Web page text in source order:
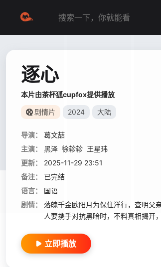
逐心
本片由茶杯狐cupfox提供播放
剧情片 2024 大陆
导演：
葛文喆
主演：
黑泽 徐轸轸 王星玮
更新：
2025-11-29 23:51
备注：
已完结
语言：
国语
剧情：
落魄千金欧阳月为保住洋行，查明父
人要携手对抗黑暗时，不料真相揭
立即播放